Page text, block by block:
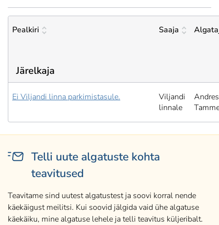
Pealkiri Saaja
Järelkaja
Ei Viljandi linna parkimistasule.
Viljandi
linnale
Andres
Telli uute algatuste kohta
teavitused
Teavitame sind uutest algatustest ja soovi korral nende
käekäigust meilitsi. Kui soovid jälgida vaid ühe algatuse
käekäiku, mine algatuse lehele ja telli teavitus küljeribalt.